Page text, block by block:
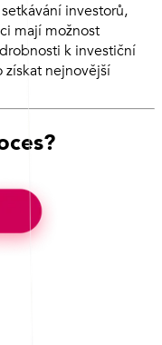
investorů,
mají možnost
k investiční
nejnovější